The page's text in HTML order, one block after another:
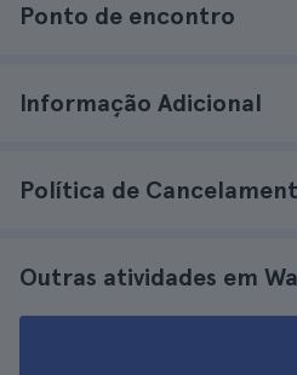
Ponto de encontro
Informação Adicional
Política de
Outras atividades em